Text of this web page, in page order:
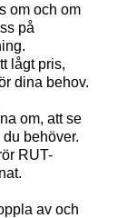
om och om
på
lågt pris,
dina behov.
om, att se
behöver.
RUT-
av och